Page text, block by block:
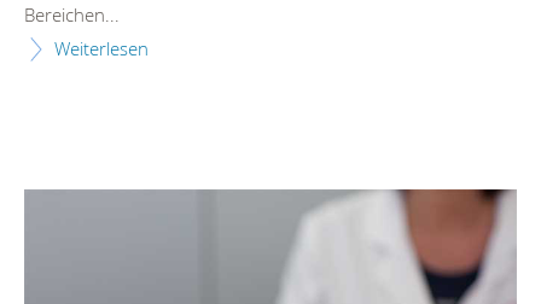
Bereichen...
Weiterlesen